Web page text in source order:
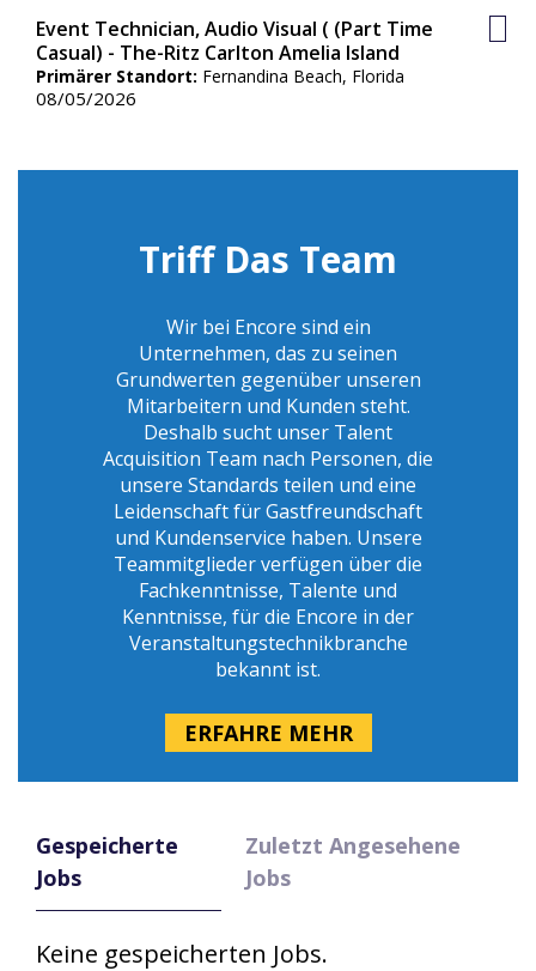
Event Technician, Audio Visual ( (Part Time
Casual) - The-Ritz Carlton Amelia Island
Primärer Standort: Fernandina Beach, Florida
08/05/2026
Triff Das Team
Wir bei Encore sind ein
Unternehmen, das zu seinen
Grundwerten gegenüber unseren
Mitarbeitern und Kunden steht.
Deshalb sucht unser Talent
Acquisition Team nach Personen, die
unsere Standards teilen und eine
Leidenschaft für Gastfreundschaft
und Kundenservice haben. Unsere
Teammitglieder verfügen über die
Fachkenntnisse, Talente und
Kenntnisse, für die Encore in der
Veranstaltungstechnikbranche
bekannt ist.
ERFAHRE MEHR
Gespeicherte
Jobs
Zuletzt Angesehene
Jobs
Keine gespeicherten Jobs.